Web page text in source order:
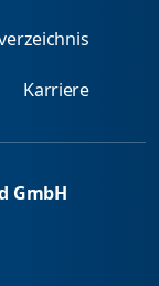
Karriere
GmbH